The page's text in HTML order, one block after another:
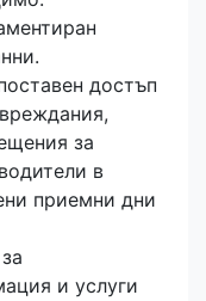
достъп
за
в
приемни дни
и услуги